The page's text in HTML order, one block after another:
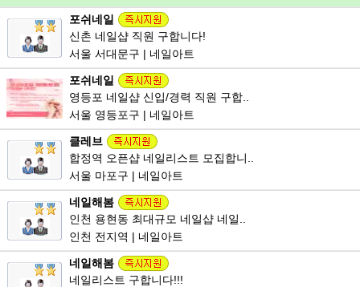
포쉬네일
신촌 네일샵 직원 구합니다!
서울 서대문구 | 네일아트
포쉬네일
영등포 네일샵 신입/경력 직원 구합..
서울 영등포구 | 네일아트
클레브
합정역 오픈샵 네일리스트 모집합니..
서울 마포구 | 네일아트
네일해봄
인천 용현동 최대규모 네일샵 네일..
인천 전지역 | 네일아트
네일해봄
네일리스트 구합니다!!!